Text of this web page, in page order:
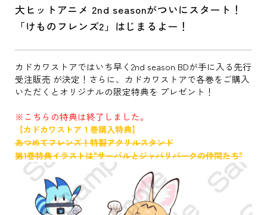
大ヒットアニメ 2nd seasonがついにスタート！
「けものフレンズ2」はじまるよー！
カドカワストアではいち早く2nd season BDが手に入る先行
受注販売 が決定！さらに、カドカワストアで各巻をご購入
いただくとオリジナルの限定特典を プレゼント！
※こちらの特典は終了しました。
【カドカワストア１巻購入特典】
あつめてフレンズ！特製アクリルスタンド
第1巻特典イラストは"サーバルとジャパリパークの仲間たち"